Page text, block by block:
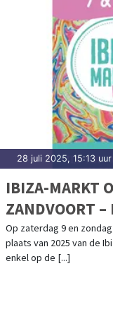
28 juli 2025, 15:13 uur
IBIZA-MARKT
ZANDVOORT –
HET WEER
MOOI
Op zaterdag 9 en
plaats van 2025 van de
enkel op de [...]